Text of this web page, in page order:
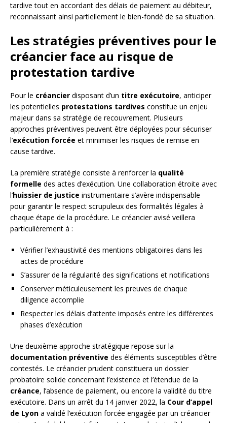
tardive tout en accordant des délais de paiement au débiteur,
reconnaissant ainsi partiellement le bien-fondé de sa situation.
Les stratégies préventives pour le
créancier face au risque de
protestation tardive
Pour le créancier disposant d’un titre exécutoire, anticiper
les potentielles protestations tardives constitue un enjeu
majeur dans sa stratégie de recouvrement. Plusieurs
approches préventives peuvent être déployées pour sécuriser
l’exécution forcée et minimiser les risques de remise en
cause tardive.
La première stratégie consiste à renforcer la qualité
formelle des actes d’exécution. Une collaboration étroite avec
l’huissier de justice instrumentaire s’avère indispensable
pour garantir le respect scrupuleux des formalités légales à
chaque étape de la procédure. Le créancier avisé veillera
particulièrement à :
Vérifier l’exhaustivité des mentions obligatoires dans les
actes de procédure
S’assurer de la régularité des significations et notifications
Conserver méticuleusement les preuves de chaque
diligence accomplie
Respecter les délais d’attente imposés entre les différentes
phases d’exécution
Une deuxième approche stratégique repose sur la
documentation préventive des éléments susceptibles d’être
contestés. Le créancier prudent constituera un dossier
probatoire solide concernant l’existence et l’étendue de la
créance, l’absence de paiement, ou encore la validité du titre
exécutoire. Dans un arrêt du 14 janvier 2022, la Cour d’appel
de Lyon a validé l’exécution forcée engagée par un créancier